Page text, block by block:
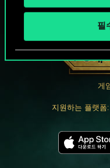
필
궨트 한
PC에
게
지원하는 플랫폼: